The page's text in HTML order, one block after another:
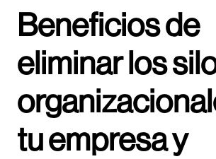
Beneficios de
eliminar los
tu empresa y